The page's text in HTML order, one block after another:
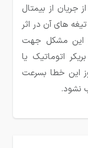
جریان از بیمتال
های آن در اثر
از این مشکل جهت
اتوماتیک یا
این خطا بسرعت
نشود.